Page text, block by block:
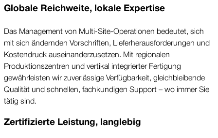
Globale Reichweite, lokale Expertise
Das Management von Multi-Site-Operationen bedeutet, sich
mit sich ändernden Vorschriften, Liefer­herausforderungen und
Kosten­druck auseinander­zusetzen. Mit regionalen
Produktions­zentren und vertikal integrierter Fertigung
gewährleisten wir zuverlässige Verfügbar­keit, gleichbleibende
Qualität und schnellen, fach­kundigen Support – wo immer Sie
tätig sind.
Zertifizierte Leistung, langlebig